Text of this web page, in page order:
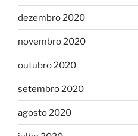
dezembro 2020
novembro 2020
outubro 2020
setembro 2020
agosto 2020